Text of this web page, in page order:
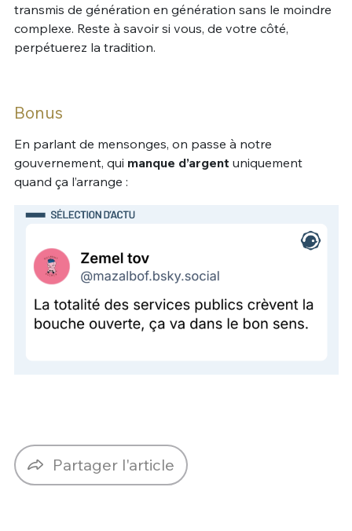
transmis de génération en génération sans le moindre
complexe. Reste à savoir si vous, de votre côté,
perpétuerez la tradition.
Bonus
En parlant de mensonges, on passe à notre
gouvernement, qui manque d’argent uniquement
quand ça l’arrange :
Partager l'article